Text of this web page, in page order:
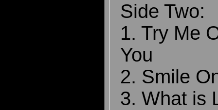
Side Two:
1. Try Me
You
2. Smile
3. What is